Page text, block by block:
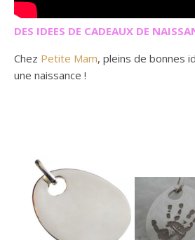
DES IDEES DE CADEAUX DE
Chez Petite Mam, pleins de bonnes
une naissance !